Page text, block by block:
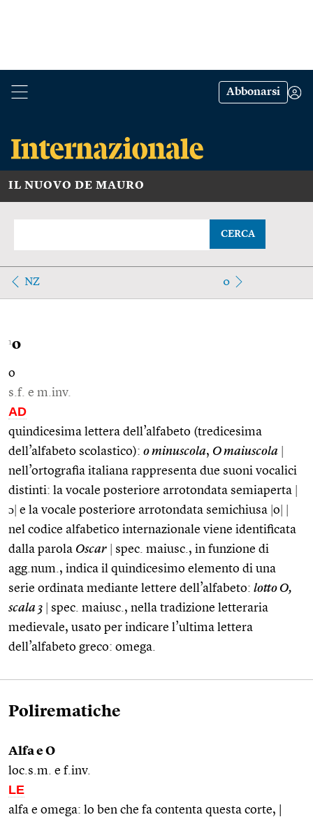
Abbonarsi
IL NUOVO DE MAURO
CERCA
NZ 0
1o
o
s.f. e m.inv.
AD
quindicesima lettera dell’alfabeto (tredicesima
dell’alfabeto scolastico): o minuscola, O maiuscola
nell’ortografia italiana rappresenta due suoni vocalici
distinti: la vocale posteriore arrotondata semiaperta
ɔ e la vocale posteriore arrotondata semichiusa o
nel codice alfabetico internazionale viene identificata
dalla parola Oscar
spec. maiusc., in funzione di
agg.num., indica il quindicesimo elemento di una
serie ordinata mediante lettere dell’alfabeto: lotto O,
scala 3
spec. maiusc., nella tradizione letteraria
medievale, usato per indicare l’ultima lettera
dell’alfabeto greco: omega.
Polirematiche
Alfa e O
loc.s.m. e f.inv.
LE
alfa e omega: lo ben che fa contenta questa corte, |